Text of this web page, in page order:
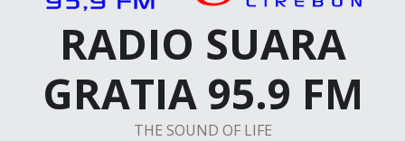
RADIO SUARA
GRATIA 95.9 FM
THE SOUND OF LIFE